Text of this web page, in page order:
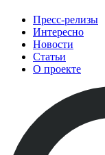
Пресс-релизы
Интересно
Новости
Статьи
О проекте